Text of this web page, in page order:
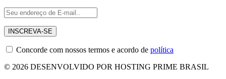
Concorde com nossos termos e acordo de política
© 2026 DESENVOLVIDO POR HOSTING PRIME BRASIL